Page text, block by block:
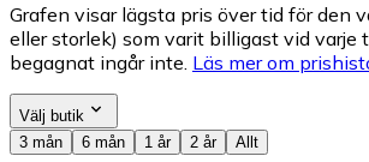
Grafen visar lägsta pris över tid för den
eller storlek) som varit billigast vid varje
begagnat ingår inte. Läs mer om
Välj butik
3 mån
6 mån 1 år 2 år Allt